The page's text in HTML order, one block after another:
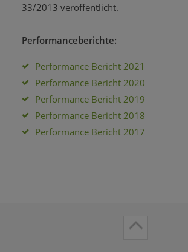
33/2013 veröffentlicht.
Performanceberichte:
Performance Bericht 2021
Performance Bericht 2020
Performance Bericht 2019
Performance Bericht 2018
Performance Bericht 2017